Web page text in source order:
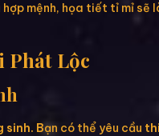
mệnh, họa tiết tỉ mỉ
Phát Lộc
sinh. Bạn có thể yêu cầu